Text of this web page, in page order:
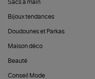
Sacs à main
Bijoux tendances
Doudounes et Parkas
Maison déco
Beauté
Conseil Mode